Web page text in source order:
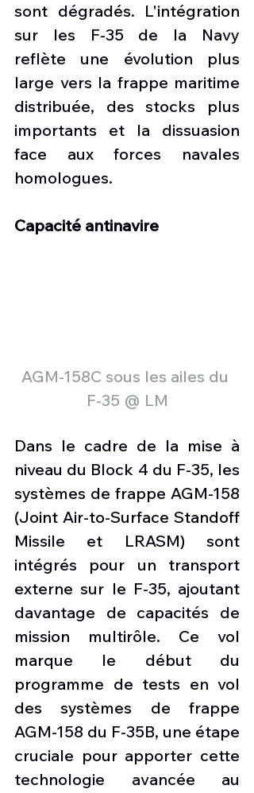
sont dégradés. L'intégration
sur les F-35 de la Navy
reflète une évolution plus
large vers la frappe maritime
distribuée, des stocks plus
importants et la dissuasion
face aux forces navales
homologues.
Capacité antinavire
AGM-158C sous les ailes du
F-35 @ LM
Dans le cadre de la mise à
niveau du Block 4 du F-35, les
systèmes de frappe AGM-158
(Joint Air-to-Surface Standoff
Missile et LRASM) sont
intégrés pour un transport
externe sur le F-35, ajoutant
davantage de capacités de
mission multirôle. Ce vol
marque le début du
programme de tests en vol
des systèmes de frappe
AGM-158 du F-35B, une étape
cruciale pour apporter cette
technologie avancée au